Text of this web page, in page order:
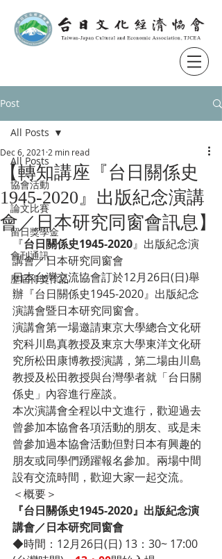
Post
All Posts
協會活動
論文比賽
留日獎學金
會刊通訊
歷屆得獎作品
All Posts
【轉知講座『台日關係史
1945-2020』出版紀念演講
會／日本研究同窗會訊息】
Dec 6, 2021 2 min read
『台日關係史1945-2020』出版紀念演
講會／日本研究同窗會
日本台灣交流協會訂於12月26日(日)舉
辦『台日關係史1945-2020』出版紀念
演講會暨日本研究同窗會。
演講會第一場邀請東京大學總合文化研
究科川島真教授及東京大學東洋文化研
究所松田康博教授演講，第二場由川島
教授及松田教授與台灣學者就「台日關
係史」內容進行座談。
本次演講會全程以中文進行，歡迎過去
曾參加本協會各項活動的朋友、或是未
曾參加過本協會活動但對日本有興趣的
朋友或同學們踴躍報名參加。兩場中間
設有交流時間，歡迎大家一起交流。
＜概要＞
『台日關係史1945-2020』出版紀念演
講會／日本研究同窗會
◆時間：12月26日(日) 13：30~ 17:00